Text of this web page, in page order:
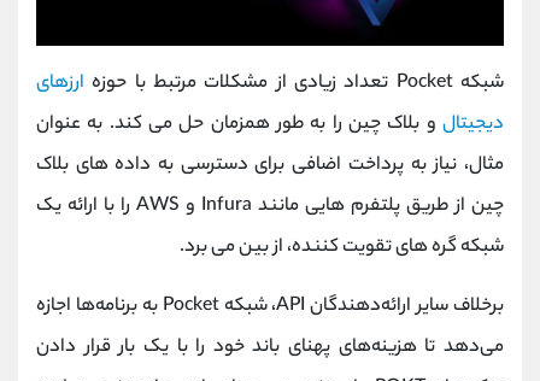
شبکه Pocket تعداد زیادی از مشکلات مرتبط با حوزه
ارزهای
دیجیتال و بلاک چین را به طور همزمان حل می کند. به عنوان
مثال، نیاز به پرداخت اضافی برای دسترسی به داده های بلاک
چین از طریق پلتفرم هایی مانند Infura و AWS را با ارائه یک
شبکه گره های تقویت کننده، از بین می برد.
برخلاف سایر ارائه‌دهندگان API، شبکه Pocket به برنامه‌ها اجازه
می‌دهد تا هزینه‌های پهنای باند خود را با یک بار قرار دادن